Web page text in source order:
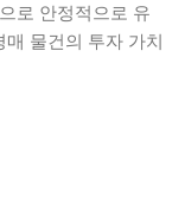
로 안정적으로 유
물건의 투자 가치